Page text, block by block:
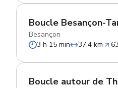
Boucle Besançon-
Besançon
3 h 15 min
37.4 km
Boucle autour de